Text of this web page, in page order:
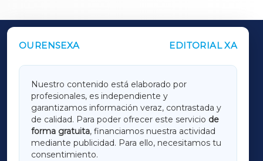
OURENSEXA EDITORIAL XA
Nuestro contenido está elaborado por
profesionales, es independiente y
garantizamos información veraz, contrastada y
de calidad. Para poder ofrecer este servicio de
forma gratuita, financiamos nuestra actividad
mediante publicidad. Para ello, necesitamos tu
consentimiento.
OUTROS PERIÓDICOS
LUGOXA
TERRACHAXA